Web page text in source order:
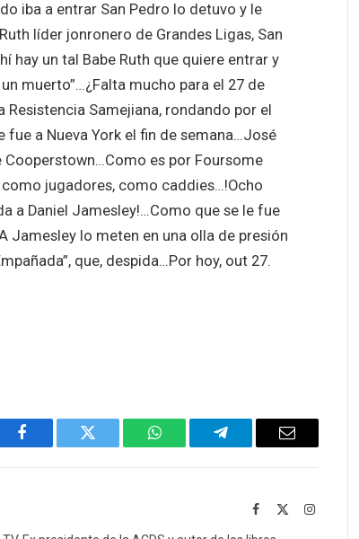
iba a entrar San Pedro lo detuvo y le
líder jonronero de Grandes Ligas, San
hay un tal Babe Ruth que quiere entrar y
muerto”…¿Falta mucho para el 27 de
Samejiana, rondando por el
a Nueva York el fin de semana…José
es por Foursome
jugadores, como caddies…!Ocho
a Daniel Jamesley!…Como que se le fue
Jamesley lo meten en una olla de presión
que, despida…Por hoy, out 27.
Facebook Twitter WhatsAppTelegram Email
Facebook Instagram